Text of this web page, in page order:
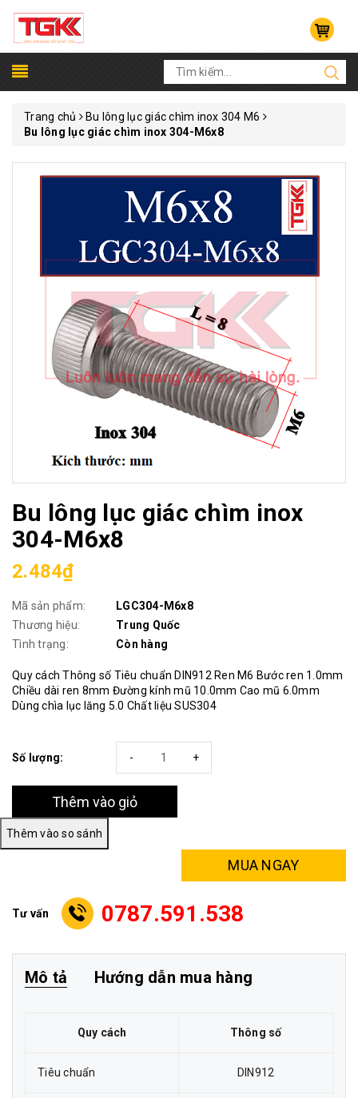
Trang chủ
Bu lông lục giác chìm inox 304 M6
Bu lông lục giác chìm inox 304-M6x8
Bu lông lục giác chìm inox
304-M6x8
2.484₫
Mã sản phẩm:
LGC304-M6x8
Thương hiệu:
Trung Quốc
Tình trạng:
Còn hàng
Quy cách Thông số Tiêu chuẩn DIN912 Ren M6 Bước ren 1.0mm
Chiều dài ren 8mm Đường kính mũ 10.0mm Cao mũ 6.0mm
Dùng chìa lục lăng 5.0 Chất liệu SUS304
Số lượng: +
-
Thêm vào giỏ
MUA NGAY
Tư vấn 0787.591.538
Mô tả Hướng dẫn mua hàng
Quy cách Thông số
Tiêu chuẩn DIN912